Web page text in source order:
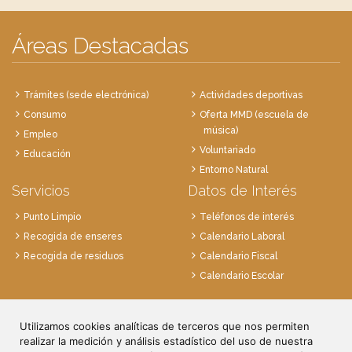
Utilizamos cookies analíticas de terceros que nos permiten
realizar la medición y análisis estadístico del uso de nuestra
Áreas Destacadas
Trámites (sede electrónica)
Consumo
Empleo
Educación
Actividades deportivas
Oferta MMD (escuela de
música)
Voluntariado
Entorno Natural
Servicios
Punto Limpio
Recogida de enseres
Recogida de residuos
Datos de Interés
Teléfonos de interés
Calendario Laboral
Calendario Fiscal
Calendario Escolar
28814 Daganzo, Madrid
Tlf. 91 884 52 59